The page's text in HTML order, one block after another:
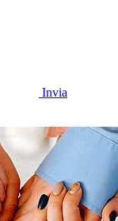
Invia